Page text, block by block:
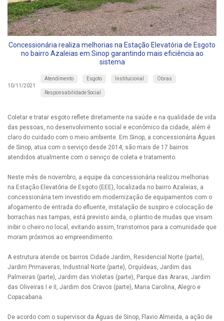
Concessionária realiza melhorias na Estação Elevatória de Esgoto
no bairro Azaleias em Sinop garantindo mais eficiência ao
sistema
10/11/2021
Atendimento Esgoto Institucional Obras
Responsabilidade Social
Coletar e tratar esgoto reflete diretamente na saúde e na qualidade de vida
das pessoas, no desenvolvimento social e econômico da cidade, além é
claro do cuidado com o meio ambiente. Em Sinop, a concessionária Águas
de Sinop, atua com o serviço desde 2014, são mais de 17 bairros
atendidos atualmente com o serviço de coleta e tratamento.
Neste mês de novembro, a equipe da concessionária realizou melhorias
na Estação Elevatória de Esgoto (EEE), localizada no bairro Azaleias, a
concessionária tem investido em modernização de equipamentos com o
afogamento de entrada do efluente, instalação de suspiro e colocação de
borrachas nas tampas, está previsto ainda, o plantio de mudas que visam
inibir o cheiro no local, evitando assim, transtornos para a comunidade que
moram próximos ao empreendimento.
A estrutura atende os bairros Cidade Jardim, Residencial Norte (parte),
Jardim Primaveras, Industrial Norte (parte), Orquídeas, Jardim das
Palmeiras (parte), Jardim das Violetas (parte), Parque das Araras, Jardim
das Oliveiras I e II, Jardim dos Cravos (parte), Maria Carolina, Alegro e
Copacabana.
De acordo com o supervisor da Águas de Sinop, Flavio Almeida, a ação de